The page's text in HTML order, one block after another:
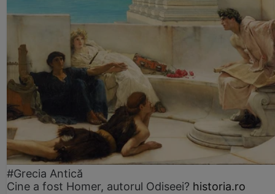
#Grecia Antică
Cine a fost Homer, autorul Odiseei? historia.ro